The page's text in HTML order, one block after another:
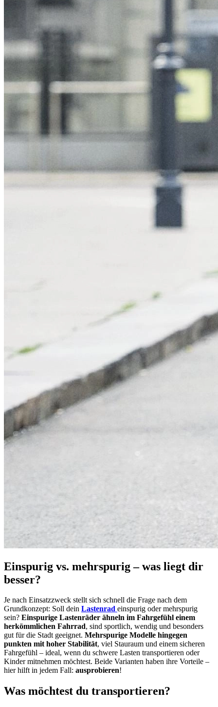
Einspurig vs. mehrspurig – was liegt dir
besser?
Je nach Einsatzzweck stellt sich schnell die Frage nach dem
Grundkonzept: Soll dein Lastenrad einspurig oder mehrspurig
sein? Einspurige Lastenräder ähneln im Fahrgefühl einem
herkömmlichen Fahrrad, sind sportlich, wendig und besonders
gut für die Stadt geeignet. Mehrspurige Modelle hingegen
punkten mit hoher Stabilität, viel Stauraum und einem sicheren
Fahrgefühl – ideal, wenn du schwere Lasten transportieren oder
Kinder mitnehmen möchtest. Beide Varianten haben ihre Vorteile –
hier hilft in jedem Fall: ausprobieren!
Was möchtest du transportieren?